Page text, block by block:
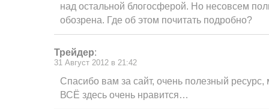
над остальной блогосферой. Но несовсем
обозрена. Где об этом почитать подробно?
Трейдер:
31 Август 2012 в 21:42
Спасибо вам за сайт, очень полезный
ВСЁ здесь очень нравится…